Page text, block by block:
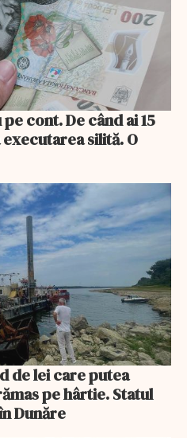
cont. De când ai 15
silită. O
de lei care putea
pe hârtie. Statul
Dunăre